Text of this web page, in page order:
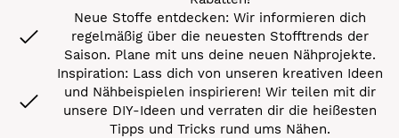
Neue Stoffe entdecken: Wir informieren dich
regelmäßig über die neuesten Stofftrends der
Saison. Plane mit uns deine neuen Nähprojekte.
Inspiration: Lass dich von unseren kreativen Ideen
und Nähbeispielen inspirieren! Wir teilen mit dir
unsere DIY-Ideen und verraten dir die heißesten
Tipps und Tricks rund ums Nähen.